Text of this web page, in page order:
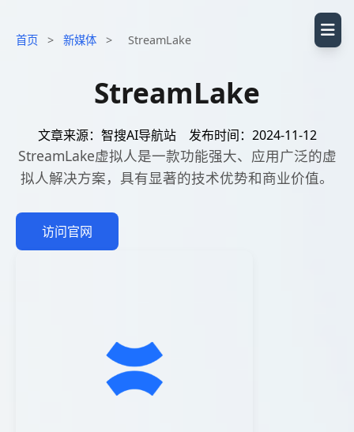
首页 > 新媒体 > StreamLake
StreamLake
文章来源：智搜AI导航站 发布时间：2024-11-12
StreamLake虚拟人是一款功能强大、应用广泛的虚
拟人解决方案，具有显著的技术优势和商业价值。
访问官网